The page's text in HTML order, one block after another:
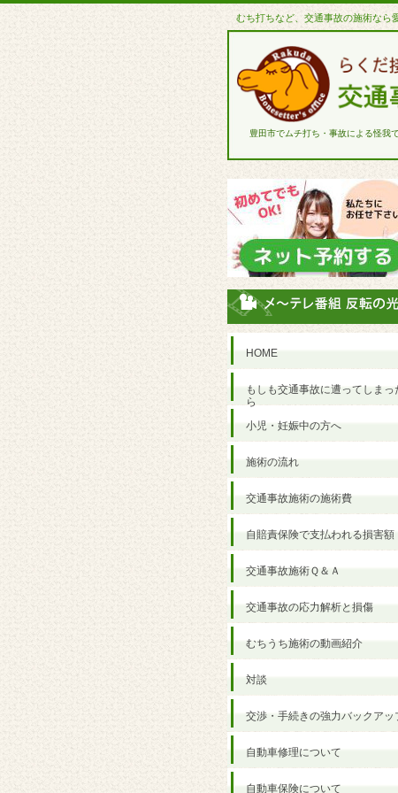
むち打ちなど、交通事故の施術なら
豊田市でムチ打ち・事故による怪我
HOME
もしも交通事故に遭ってしまっ
ら
小児・妊娠中の方へ
施術の流れ
交通事故施術の施術費
自賠責保険で支払われる損害額
交通事故施術Ｑ＆Ａ
交通事故の応力解析と損傷
むちうち施術の動画紹介
対談
交渉・手続きの強力バックアッ
自動車修理について
自動車保険について